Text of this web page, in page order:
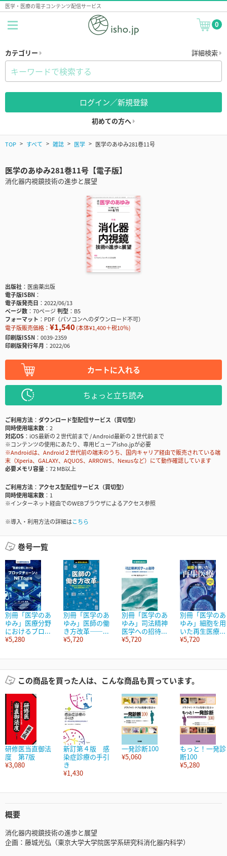
医学・医療の電子コンテンツ配信サービス
0
カテゴリー 詳細検索
ログイン／新規登録
初めての方へ
TOP すべて 雑誌 医学 医学のあゆみ281巻11号
医学のあゆみ281巻11号【電子版】
消化器内視鏡技術の進歩と展望
出版社
医歯薬出版
電子版ISBN
電子版発売日
2022/06/13
ページ数
70ページ判型
B5
フォーマット
PDF（パソコンへのダウンロード不可）
電子版販売価格： ¥1,540(本体¥1,400＋税10％)
印刷版ISSN
0039-2359
印刷版発行年月
2022/06
カートに入れる
ちょっと立ち読み
ご利用方法
ダウンロード型配信サービス（買切型）
同時使用端末数
2
対応OS
iOS最新の２世代前まで / Android最新の２世代前まで
※コンテンツの使用にあたり、専用ビューアisho.jpが必要
※Androidは、Android２世代前の端末のうち、国内キャリア経由で販売されている端
末（Xperia、GALAXY、AQUOS、ARROWS、Nexusなど）にて動作確認しています
必要メモリ容量
72 MB以上
ご利用方法
アクセス型配信サービス（買切型）
同時使用端末数
1
※インターネット経由でのWEBブラウザによるアクセス参照
※導入・利用方法の詳細はこちら
巻号一覧
別冊「医学のあ
ゆみ」医療分野
におけるブロ...
¥5,280
別冊「医学のあ
ゆみ」医師の働
き方改革――...
¥5,720
別冊「医学のあ
ゆみ」司法精神
医学への招待...
¥5,720
別冊「医学のあ
ゆみ」細胞を用
いた再生医療...
¥5,720
この商品を買った人は、こんな商品も買っています。
研修医当直御法
度 第7版
¥3,080
新訂第４版 感
染症診療の手引
き
¥1,430
一発診断100
¥5,060
もっと！一発診
断100
¥5,280
概要
消化器内視鏡技術の進歩と展望
企画：藤城光弘（東京大学大学院医学系研究科消化器内科学）